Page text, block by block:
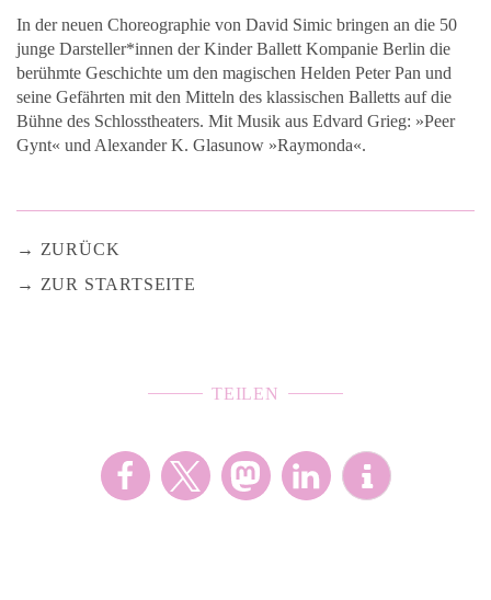
In der neuen Choreographie von David Simic bringen an die 50
junge Darsteller*innen der Kinder Ballett Kompanie Berlin die
berühmte Geschichte um den magischen Helden Peter Pan und
seine Gefährten mit den Mitteln des klassischen Balletts auf die
Bühne des Schlosstheaters. Mit Musik aus Edvard Grieg: »Peer
Gynt« und Alexander K. Glasunow »Raymonda«.
ZURÜCK
ZUR STARTSEITE
TEILEN